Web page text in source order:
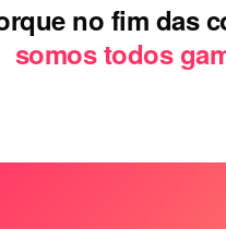
no fim das
somos todos